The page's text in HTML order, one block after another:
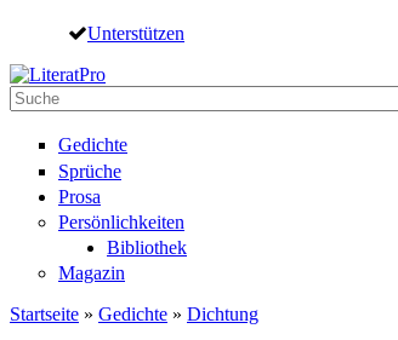
Direkt zum Inhalt
Unterstützen
Suche
Gedichte
Sprüche
Prosa
Persönlichkeiten
Bibliothek
Magazin
Startseite » Gedichte » Dichtung